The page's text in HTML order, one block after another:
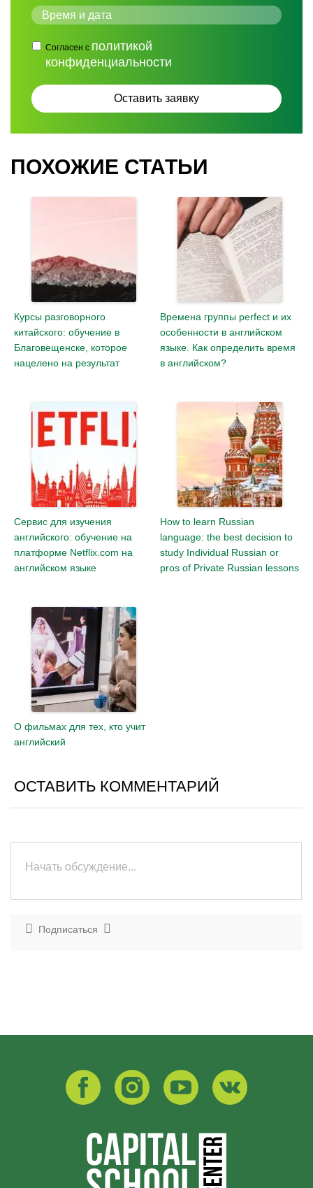
Согласен с политикой
конфиденциальности
ПОХОЖИЕ СТАТЬИ
Курсы разговорного
китайского: обучение в
Благовещенске, которое
нацелено на результат
Времена группы perfect и их
особенности в английском
языке. Как определить время
в английском?
Сервис для изучения
английского: обучение на
платформе Netflix.com на
английском языке
How to learn Russian
language: the best decision to
study Individual Russian or
pros of Private Russian lessons
О фильмах для тех, кто учит
английский
ОСТАВИТЬ КОММЕНТАРИЙ
Подписаться